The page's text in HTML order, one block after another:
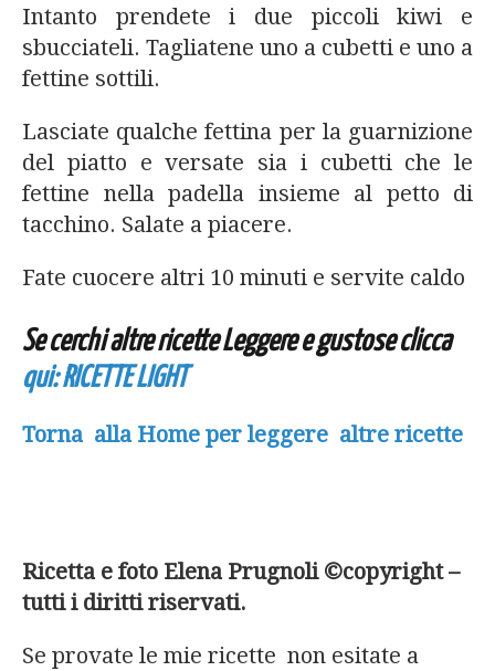
Intanto prendete i due piccoli kiwi e
sbucciateli. Tagliatene uno a cubetti e uno a
fettine sottili.
Lasciate qualche fettina per la guarnizione
del piatto e versate sia i cubetti che le
fettine nella padella insieme al petto di
tacchino. Salate a piacere.
Fate cuocere altri 10 minuti e servite caldo
Se cerchi altre ricette Leggere e gustose clicca
qui: RICETTE LIGHT
Torna alla Home per leggere altre ricette
Ricetta e foto Elena Prugnoli ©copyright –
tutti i diritti riservati.
Se provate le mie ricette non esitate a